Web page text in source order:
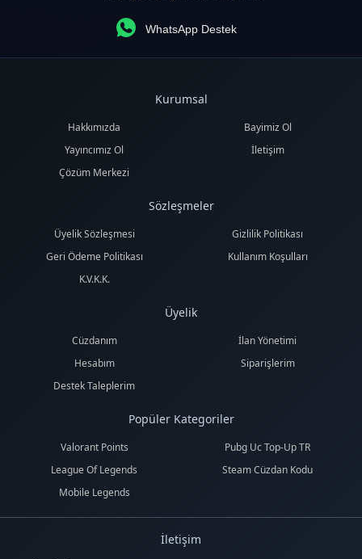
WhatsApp Destek
Kurumsal
Hakkımızda
Bayimiz Ol
Yayıncımız Ol
İletişim
Çözüm Merkezi
Sözleşmeler
Üyelik Sözleşmesi
Gizlilik Politikası
Geri Ödeme Politikası
Kullanım Koşulları
K.V.K.K.
Üyelik
Cüzdanım
İlan Yönetimi
Hesabım
Siparişlerim
Destek Taleplerim
Popüler Kategoriler
Valorant Points
Pubg Uc Top-Up TR
League Of Legends
Steam Cüzdan Kodu
Mobile Legends
İletişim